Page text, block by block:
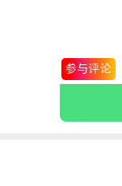
参与评论